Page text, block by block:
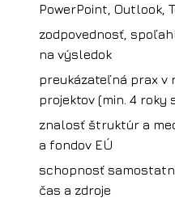
PowerPoint, Outlook,
zodpovednosť,
na výsledok
preukázateľná prax v
projektov (min. 4 roky
znalosť štruktúr a
a fondov EÚ
schopnosť
čas a zdroje